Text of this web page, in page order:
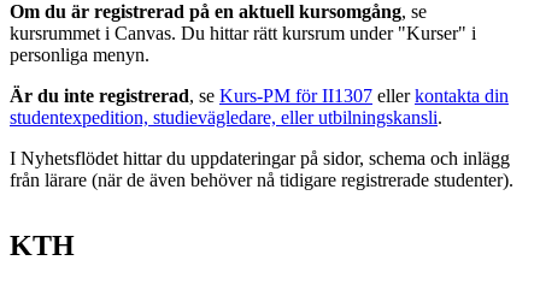
Om du är registrerad på en aktuell kursomgång, se
kursrummet i Canvas. Du hittar rätt kursrum under "Kurser" i
personliga menyn.
Är du inte registrerad, se Kurs-PM för II1307 ellerkontakta din
studentexpedition, studievägledare, eller utbilningskansli.
I Nyhetsflödet hittar du uppdateringar på sidor, schema och inlägg
från lärare (när de även behöver nå tidigare registrerade studenter).
KTH